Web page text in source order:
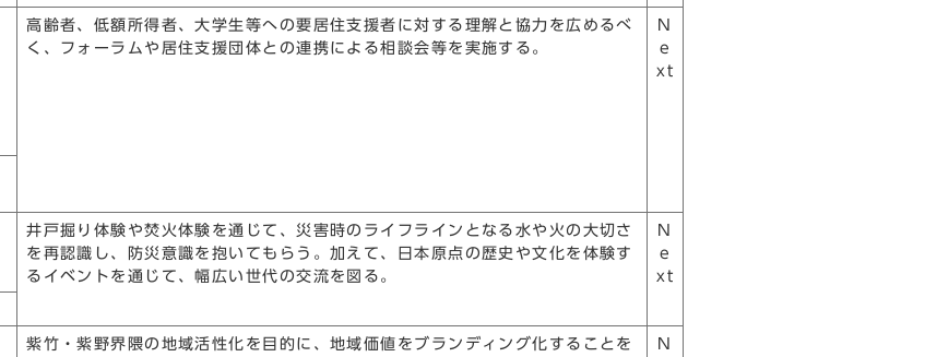
高齢者、低額所得者、大学生等への要居住支援者に対する理解と協力を広めるべ
く、フォーラムや居住支援団体との連携による相談会等を実施する。
N
e
xt
井戸掘り体験や焚火体験を通じて、災害時のライフラインとなる水や火の大切さ
を再認識し、防災意識を抱いてもらう。加えて、日本原点の歴史や文化を体験す
るイベントを通じて、幅広い世代の交流を図る。
N
e
xt
紫竹・紫野界隈の地域活性化を目的に、地域価値をブランディング化することを
N